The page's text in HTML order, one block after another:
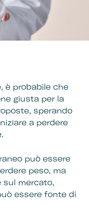
è probabile che
giusta per la
sperando
a perdere
può essere
peso, ma
sul mercato,
essere fonte di